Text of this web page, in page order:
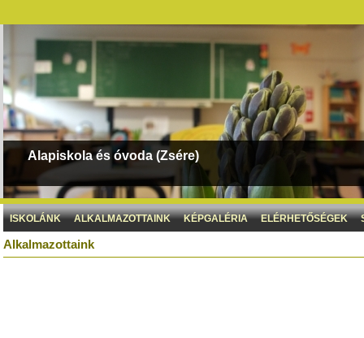
Alapiskola és óvoda (Zsére)
ISKOLÁNK ALKALMAZOTTAINK KÉPGALÉRIA ELÉRHETŐSÉGEK
Alkalmazottaink